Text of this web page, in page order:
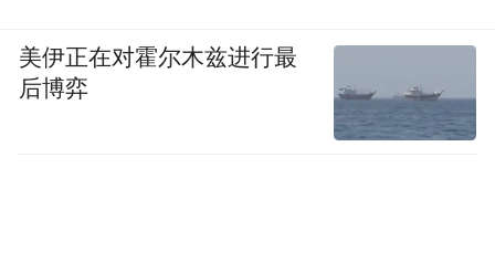
美伊正在对霍尔木兹进行最
后博弈